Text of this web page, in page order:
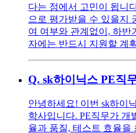
다는 점에서 고민이 됩니
으로 평가받을 수 있을지
여 여부와 관계없이, 하반
자에는 반드시 지원할 계
Q. sk하이닉스 PE직
안녕하세요! 이번 sk하이
학사입니다. PE직무가 개
율과 품질, 테스트 효율을